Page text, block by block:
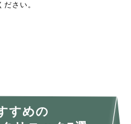
さい。
すめの